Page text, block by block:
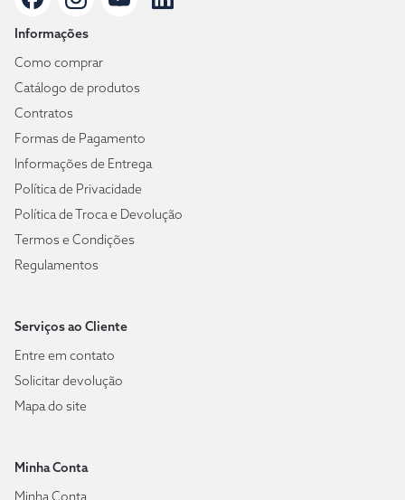
Informações
Como comprar
Catálogo de produtos
Contratos
Formas de Pagamento
Informações de Entrega
Política de Privacidade
Política de Troca e Devolução
Termos e Condições
Regulamentos
Serviços ao Cliente
Entre em contato
Solicitar devolução
Mapa do site
Minha Conta
Minha Conta